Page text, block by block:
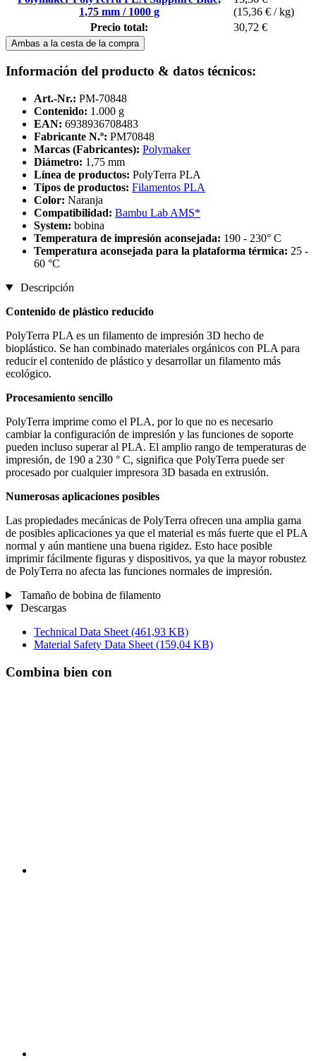
1,75 mm / 1000 g
(15,36 € / kg)
Precio total:
30,72 €
Ambas a la cesta de la compra
Información del producto & datos técnicos:
Art.-Nr.: PM-70848
Contenido: 1.000 g
EAN: 6938936708483
Fabricante N.º: PM70848
Marcas (Fabricantes): Polymaker
Diámetro: 1,75 mm
Línea de productos: PolyTerra PLA
Tipos de productos: Filamentos PLA
Color: Naranja
Compatibilidad: Bambu Lab AMS*
System: bobina
Temperatura de impresión aconsejada: 190 - 230° C
Temperatura aconsejada para la plataforma térmica: 25 -
60 °C
Descripción
Contenido de plástico reducido
PolyTerra PLA es un filamento de impresión 3D hecho de
bioplástico. Se han combinado materiales orgánicos con PLA para
reducir el contenido de plástico y desarrollar un filamento más
ecológico.
Procesamiento sencillo
PolyTerra imprime como el PLA, por lo que no es necesario
cambiar la configuración de impresión y las funciones de soporte
pueden incluso superar al PLA. El amplio rango de temperaturas de
impresión, de 190 a 230 ° C, significa que PolyTerra puede ser
procesado por cualquier impresora 3D basada en extrusión.
Numerosas aplicaciones posibles
Las propiedades mecánicas de PolyTerra ofrecen una amplia gama
de posibles aplicaciones ya que el material es más fuerte que el PLA
normal y aún mantiene una buena rigidez. Esto hace posible
imprimir fácilmente figuras y dispositivos, ya que la mayor robustez
de PolyTerra no afecta las funciones normales de impresión.
Tamaño de bobina de filamento
Descargas
Technical Data Sheet (461,93 KB)
Material Safety Data Sheet (159,04 KB)
Combina bien con